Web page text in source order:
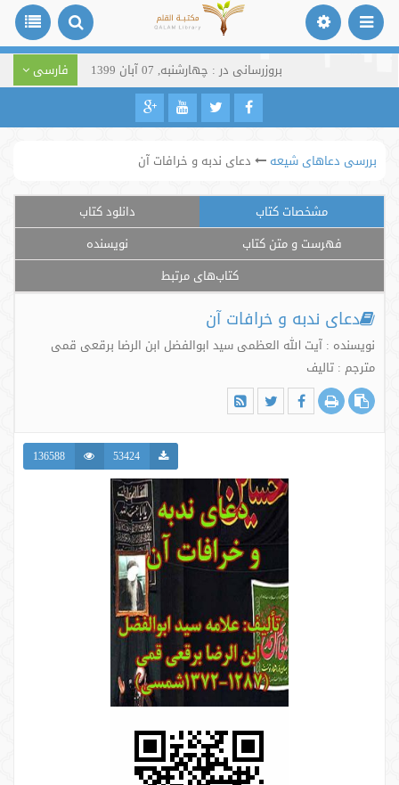
بروزرسانی در : چهارشنبه, 07 آبان 1399 فارسی
بررسی دعاهای شیعه دعای ندبه و خرافات آن
مشخصات کتاب
دانلود کتاب
فهرست و متن کتاب
نویسنده
کتاب‌های مرتبط
دعای ندبه و خرافات آن
نویسنده : آیت الله العظمی سید ابوالفضل ابن الرضا برقعی قمی
مترجم : تالیف
53424
136588